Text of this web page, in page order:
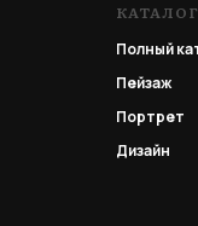
Полный
Пейзаж
Портрет
Дизайн